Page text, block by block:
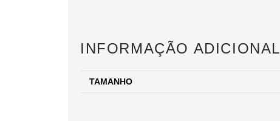
INFORMAÇÃO ADICIONAL
TAMANHO